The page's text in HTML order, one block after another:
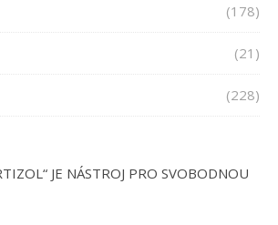
(178)
(21)
(228)
JE NÁSTROJ PRO SVOBODNOU